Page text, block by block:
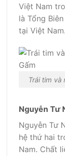
Việt Nam
là Tổng
tại Việt Nam.
Trái tim và
Nguyễn Tư
Nguyễn Tư
hệ thứ hai
Nam. Chất